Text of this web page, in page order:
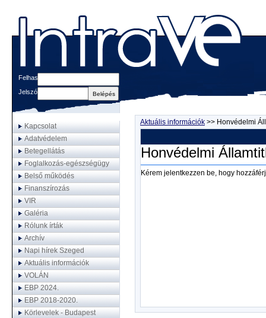
Felhasználónév
Jelszó
Kapcsolat
Adatvédelem
Betegellátás
Foglalkozás-egészségügy
Belső működés
Finanszírozás
VIR
Galéria
Rólunk írták
Archív
Napi hírek Szeged
Aktuális információk
VOLÁN
EBP 2024.
EBP 2018-2020.
Körlevelek - Budapest
Aktuális információk >> Honvédelmi
Honvédelmi
Kérem jelentkezzen be, hogy